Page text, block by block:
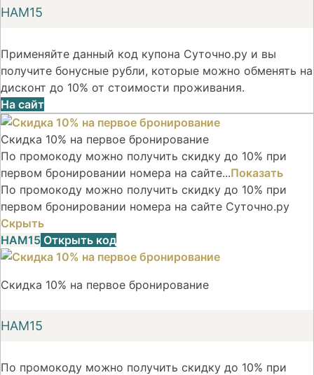
НАМ15
Применяйте данный код купона Суточно.ру и вы
получите бонусные рубли, которые можно обменять на
дисконт до 10% от стоимости проживания.
На сайт
Скидка 10% на первое бронирование
По промокоду можно получить скидку до 10% при
первом бронировании номера на сайте...Показать
По промокоду можно получить скидку до 10% при
первом бронировании номера на сайте Суточно.ру
Скрыть
НАМ15 Открыть код
Скидка 10% на первое бронирование
НАМ15
По промокоду можно получить скидку до 10% при